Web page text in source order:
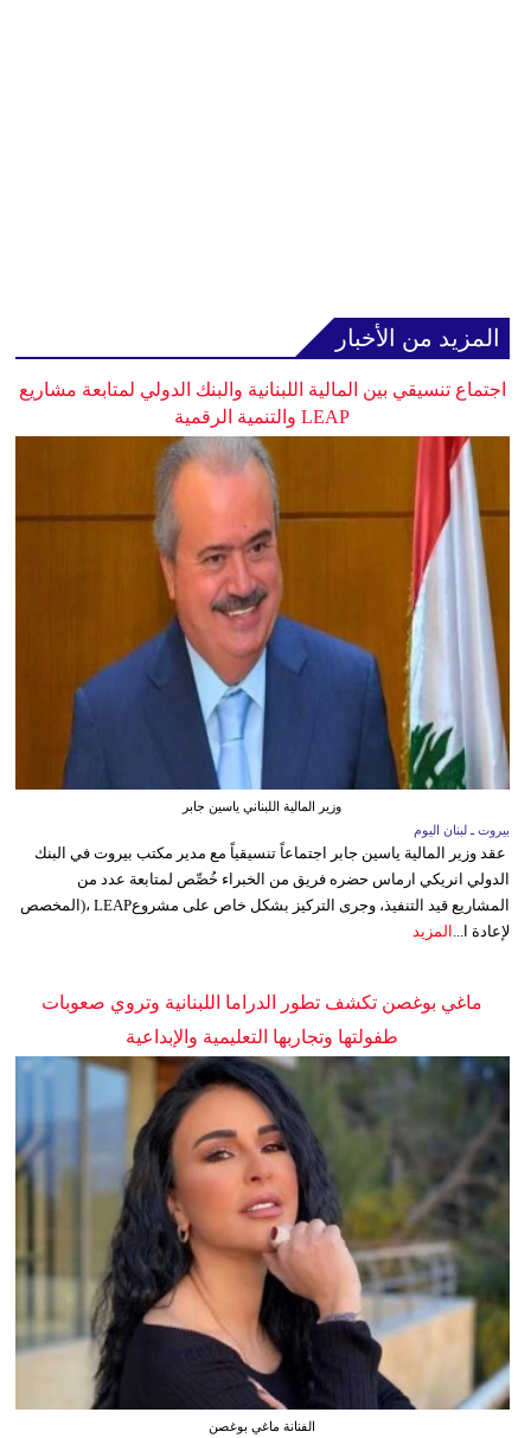
المزيد من الأخبار
اجتماع تنسيقي بين المالية اللبنانية والبنك الدولي لمتابعة مشاريع
LEAP والتنمية الرقمية
وزير المالية اللبناني ياسين جابر
بيروت ـ لبنان اليوم
عقد وزير المالية ياسين جابر اجتماعاً تنسيقياً مع مدير مكتب بيروت في البنك
الدولي انريكي ارماس حضره فريق من الخبراء خُصِّص لمتابعة عدد من
المشاريع قيد التنفيذ، وجرى التركيز بشكل خاص على مشروعLEAP ،(المخصص
لإعادة ا...
المزيد
ماغي بوغصن تكشف تطور الدراما اللبنانية وتروي صعوبات
طفولتها وتجاربها التعليمية والإبداعية
الفنانة ماغي بوغصن